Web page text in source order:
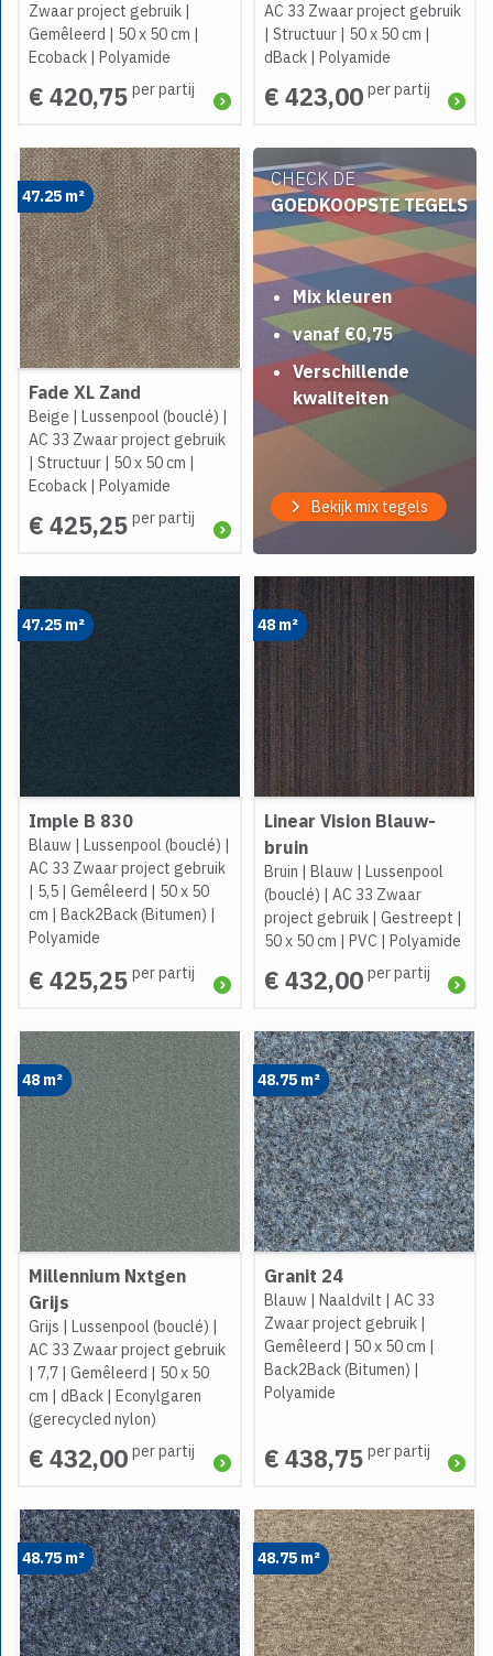
Zwaar project gebruik |
Gemêleerd | 50 x 50 cm |
Ecoback | Polyamide
€ 420,75 per partij
AC 33 Zwaar project gebruik
| Structuur| 50 x 50 cm |
dBack| Polyamide
€ 423,00 per partij
47.25 m²
Fade XL Zand
Beige | Lussenpool (bouclé) |
AC 33 Zwaar project gebruik
| Structuur | 50 x 50 cm |
Ecoback | Polyamide
€ 425,25 per partij
CHECK DE
GOEDKOOPSTE TEGELS
Mix kleuren
vanaf €0,75
Verschillende
kwaliteiten
Bekijk mix tegels
47.25 m²
Imple B 830
Blauw | Lussenpool (bouclé) |
AC 33 Zwaar project gebruik
| 5,5 | Gemêleerd | 50 x 50
cm | Back2Back (Bitumen) |
Polyamide
€ 425,25 per partij
48 m²
Linear Vision Blauw-
bruin
Bruin | Blauw| Lussenpool
(bouclé) | AC 33 Zwaar
project gebruik| Gestreept |
50 x 50 cm | PVC | Polyamide
€ 432,00 per partij
48 m²
Millennium Nxtgen
Grijs
Grijs | Lussenpool (bouclé) |
AC 33 Zwaar project gebruik
| 7,7 | Gemêleerd | 50 x 50
cm | dBack | Econylgaren
(gerecycled nylon)
€ 432,00 per partij
48.75 m²
Granit 24
Blauw| Naaldvilt | AC 33
Zwaar project gebruik|
Gemêleerd | 50 x 50 cm |
Back2Back (Bitumen) |
Polyamide
€ 438,75 per partij
48.75 m² 48.75 m²